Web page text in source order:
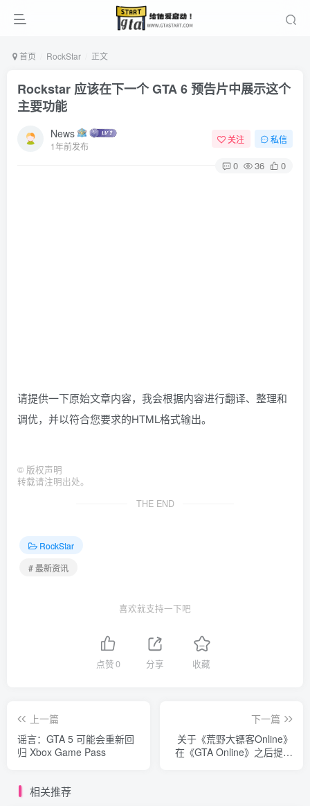
首页 RockStar 正文
Rockstar 应该在下一个 GTA 6 预告片中展示这个
主要功能
News
1年前发布
关注 私信
0 36 0
请提供一下原始文章内容，我会根据内容进行翻译、整理和
调优，并以符合您要求的HTML格式输出。
© 版权声明
转载请注明出处。
THE END
RockStar
# 最新资讯
喜欢就支持一下吧
点赞0 分享 收藏
上一篇
谣言：GTA 5 可能会重新回
归 Xbox Game Pass
下一篇
关于《荒野大镖客Online》
在《GTA Online》之后提升
相关推荐